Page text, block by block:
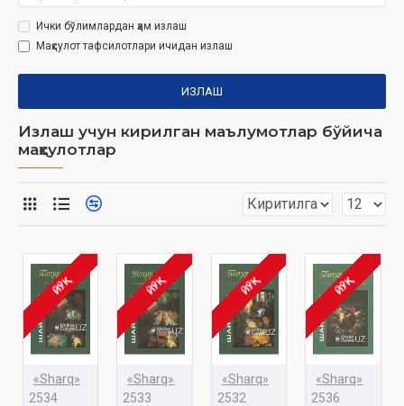
Ички бўлимлардан ҳам излаш
Маҳсулот тафсилотлари ичидан излаш
ИЗЛАШ
Излаш учун кирилган маълумотлар бўйича
маҳсулотлар
ЙЎҚ
«Sharq»
2534
ЙЎҚ
«Sharq»
2533
ЙЎҚ
«Sharq»
2532
ЙЎҚ
«Sharq»
2536